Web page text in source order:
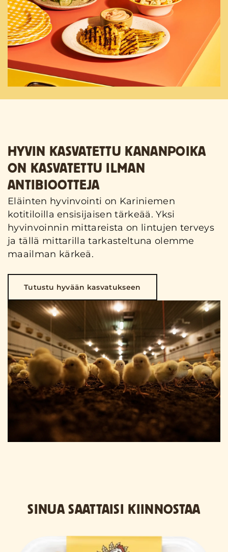
HYVIN KASVATETTU KANANPOIKA
ON KASVATETTU ILMAN
ANTIBIOOTTEJA
Eläinten hyvinvointi on Kariniemen
kotitiloilla ensisijaisen tärkeää. Yksi
hyvinvoinnin mittareista on lintujen terveys
ja tällä mittarilla tarkasteltuna olemme
maailman kärkeä.
Tutustu hyvään kasvatukseen
SINUA SAATTAISI KIINNOSTAA